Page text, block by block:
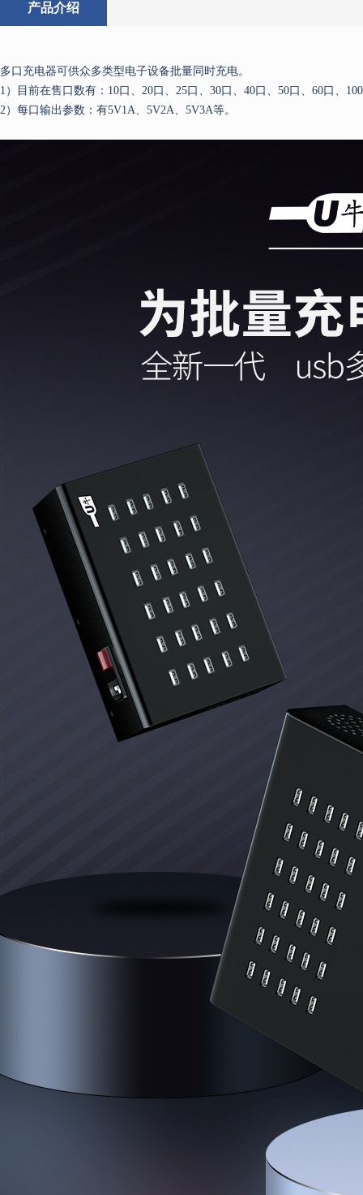
产品介绍
多口充电器可供众多类型电子设备批量同时充电。
1）目前在售口数有：10口、20口、25口、30口、40口、50口、60口、
2）每口输出参数：有5V1A、5V2A、5V3A等。